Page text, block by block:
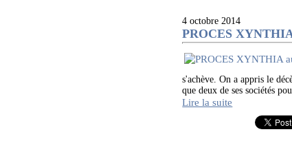
4 octobre 2014
PROCES XYNTHIA
s'achève. On a appris le
que deux de ses sociétés
Lire la suite